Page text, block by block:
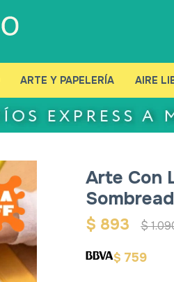
ARTE Y PAPELERÍA AIRE
Arte Con
$ 893 $
$ 759